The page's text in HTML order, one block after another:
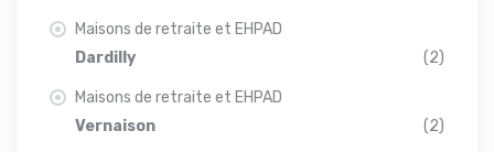
Maisons de retraite et EHPAD
Dardilly
(2)
Maisons de retraite et EHPAD
Vernaison
(2)